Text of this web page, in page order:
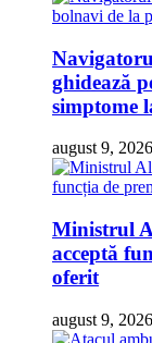
ghidează
simptome
august 9, 2026
Ministrul
acceptă
oferit
august 9, 2026